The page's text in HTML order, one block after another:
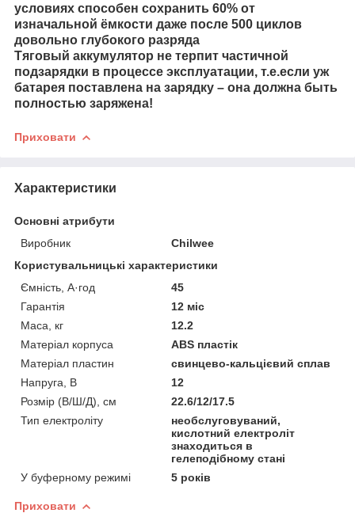
условиях способен сохранить 60% от
изначальной ёмкости даже после 500 циклов
довольно глубокого разряда
Тяговый аккумулятор не терпит частичной
подзарядки в процессе эксплуатации, т.е.если уж
батарея поставлена на зарядку – она должна быть
полностью заряжена!
Приховати
Характеристики
Основні атрибути
Виробник
Chilwee
Користувальницькі характеристики
Ємність, А·год
45
Гарантія
12 міс
Маса, кг
12.2
Матеріал корпуса
ABS пластік
Матеріал пластин
свинцево-кальцієвий сплав
Напруга, В
12
Розмір (В/Ш/Д), см
22.6/12/17.5
Тип електроліту
необслуговуваний,
кислотний електроліт
знаходиться в
гелеподібному стані
У буферному режимі
5 років
Приховати